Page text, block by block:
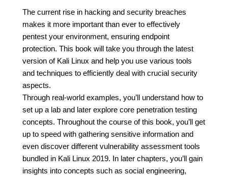
The current rise in hacking and security breaches
makes it more important than ever to effectively
pentest your environment, ensuring endpoint
protection. This book will take you through the latest
version of Kali Linux and help you use various tools
and techniques to efficiently deal with crucial security
aspects.
Through real-world examples, you’ll understand how to
set up a lab and later explore core penetration testing
concepts. Throughout the course of this book, you’ll get
up to speed with gathering sensitive information and
even discover different vulnerability assessment tools
bundled in Kali Linux 2019. In later chapters, you’ll gain
insights into concepts such as social engineering,